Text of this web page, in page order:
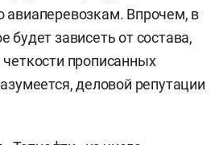
авиаперевозкам. Впрочем, в
будет зависеть от состава,
четкости прописанных
деловой репутации